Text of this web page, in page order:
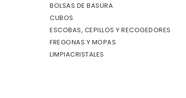
BOLSAS DE BASURA
CUBOS
ESCOBAS, CEPILLOS Y RECOGEDORES
FREGONAS Y MOPAS
LIMPIACRISTALES